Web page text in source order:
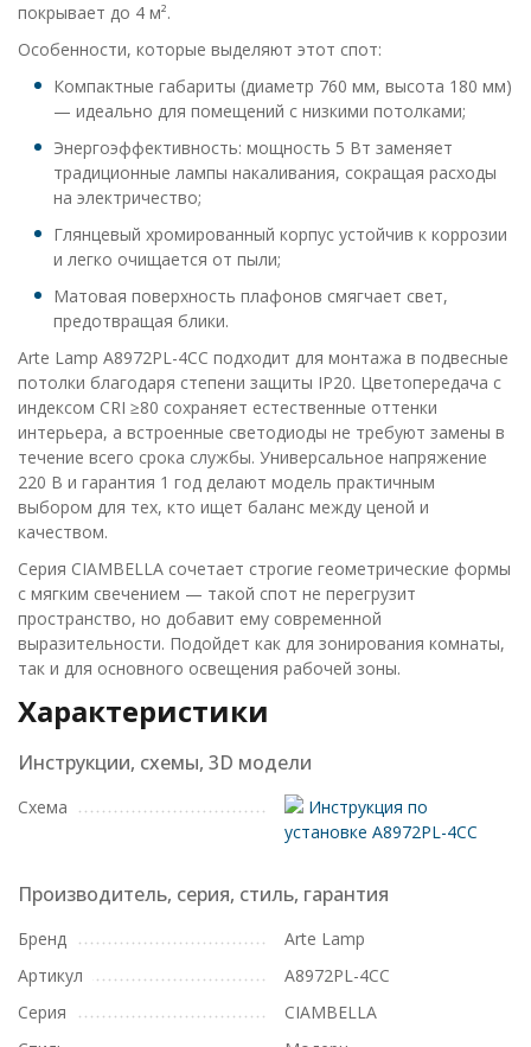
покрывает до 4 м².
Особенности, которые выделяют этот спот:
Компактные габариты (диаметр 760 мм, высота 180 мм)
— идеально для помещений с низкими потолками;
Энергоэффективность: мощность 5 Вт заменяет
традиционные лампы накаливания, сокращая расходы
на электричество;
Глянцевый хромированный корпус устойчив к коррозии
и легко очищается от пыли;
Матовая поверхность плафонов смягчает свет,
предотвращая блики.
Arte Lamp A8972PL-4CC подходит для монтажа в подвесные
потолки благодаря степени защиты IP20. Цветопередача с
индексом CRI ≥80 сохраняет естественные оттенки
интерьера, а встроенные светодиоды не требуют замены в
течение всего срока службы. Универсальное напряжение
220 В и гарантия 1 год делают модель практичным
выбором для тех, кто ищет баланс между ценой и
качеством.
Серия CIAMBELLA сочетает строгие геометрические формы
с мягким свечением — такой спот не перегрузит
пространство, но добавит ему современной
выразительности. Подойдет как для зонирования комнаты,
так и для основного освещения рабочей зоны.
Характеристики
Инструкции, схемы, 3D модели
Схема
Инструкция по
установке A8972PL-4CC
Производитель, серия, стиль, гарантия
Бренд
Arte Lamp
Артикул
A8972PL-4CC
Серия
CIAMBELLA